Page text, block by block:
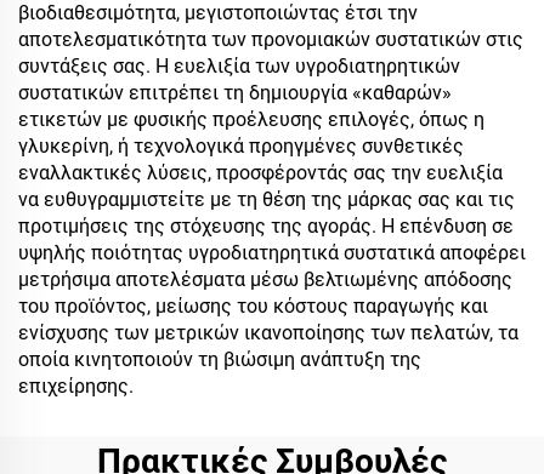
βιοδιαθεσιμότητα, μεγιστοποιώντας έτσι την
αποτελεσματικότητα των προνομιακών συστατικών στις
συντάξεις σας. Η ευελιξία των υγροδιατηρητικών
συστατικών επιτρέπει τη δημιουργία «καθαρών»
ετικετών με φυσικής προέλευσης επιλογές, όπως η
γλυκερίνη, ή τεχνολογικά προηγμένες συνθετικές
εναλλακτικές λύσεις, προσφέροντάς σας την ευελιξία
να ευθυγραμμιστείτε με τη θέση της μάρκας σας και τις
προτιμήσεις της στόχευσης της αγοράς. Η επένδυση σε
υψηλής ποιότητας υγροδιατηρητικά συστατικά αποφέρει
μετρήσιμα αποτελέσματα μέσω βελτιωμένης απόδοσης
του προϊόντος, μείωσης του κόστους παραγωγής και
ενίσχυσης των μετρικών ικανοποίησης των πελατών, τα
οποία κινητοποιούν τη βιώσιμη ανάπτυξη της
επιχείρησης.
Πρακτικές Συμβουλές